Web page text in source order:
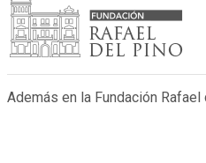
Además en la Fundación Rafael